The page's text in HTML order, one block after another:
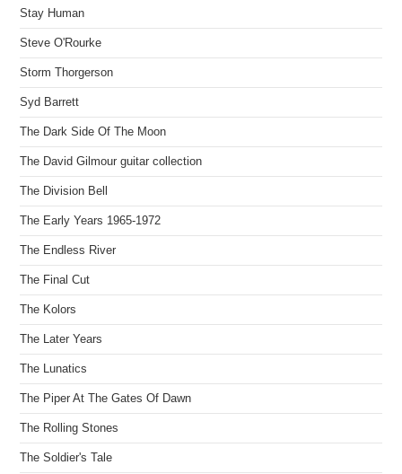
Stay Human
Steve O'Rourke
Storm Thorgerson
Syd Barrett
The Dark Side Of The Moon
The David Gilmour guitar collection
The Division Bell
The Early Years 1965-1972
The Endless River
The Final Cut
The Kolors
The Later Years
The Lunatics
The Piper At The Gates Of Dawn
The Rolling Stones
The Soldier's Tale